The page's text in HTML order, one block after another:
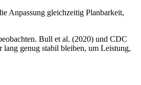
Anpassung gleichzeitig Planbarkeit,
Bull et al. (2020) und CDC
genug stabil bleiben, um Leistung,